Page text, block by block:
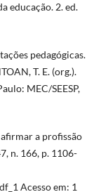
educação. 2. ed.
pedagógicas.
T. E. (org.).
MEC/SEESP,
a profissão
n. 166, p. 1106-
Acesso em: 1